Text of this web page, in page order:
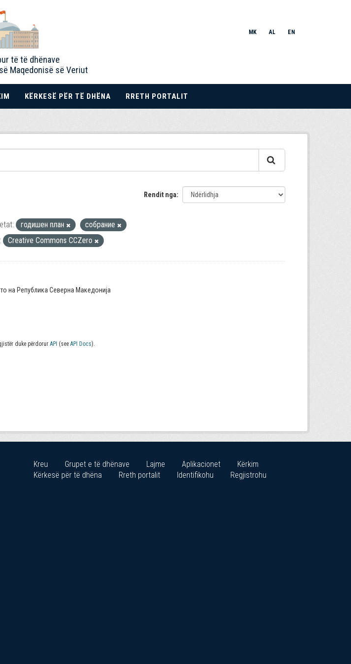
të të dhënave
Maqedonisë së Veriut
MK AL EN
KËRKESË PËR TË DHËNA RRETH PORTALIT
Rendit nga
годишен план
собрание
Creative Commons CCZero
на Република Северна Македонија
duke përdorur API (see API Docs).
Kreu Grupet e të dhënave Lajme Aplikacionet
Kërkim
Kërkesë për të dhëna
Rreth portalit Identifikohu Regjistrohu